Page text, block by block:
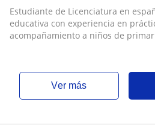
Estudiante de Licenciatura en
educativa con experiencia en
acompañamiento a niños de
ver más